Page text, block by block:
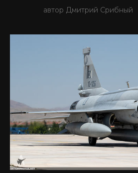
автор Дмитрий Срибный